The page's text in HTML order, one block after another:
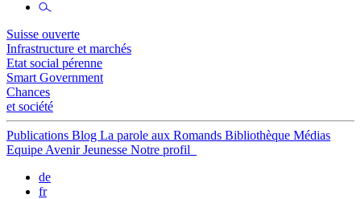
Suisse ouverte
Infrastructure et marchés
Etat social pérenne
Smart Government
Chances
et société
Publications Blog La parole aux Romands Bibliothèque Médias
Equipe Avenir Jeunesse Notre profil
de
fr